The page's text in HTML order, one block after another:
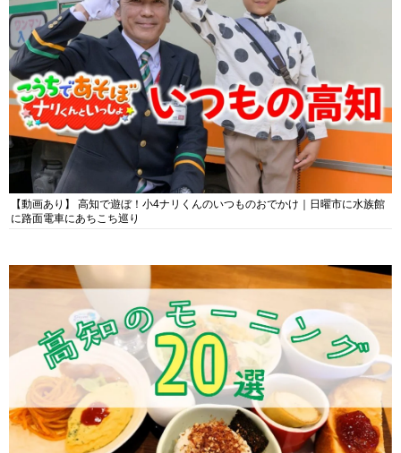
【動画あり】 高知で遊ぼ！小4ナリくんのいつものおでかけ｜日曜市に水族館
に路面電車にあちこち巡り